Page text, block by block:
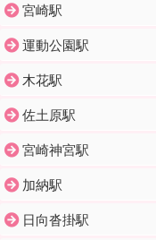
宮崎駅
運動公園駅
木花駅
佐土原駅
宮崎神宮駅
加納駅
日向沓掛駅